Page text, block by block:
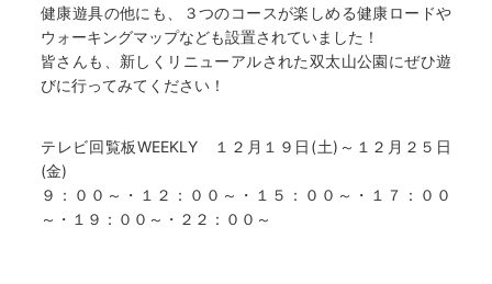
健康遊具の他にも、３つのコースが楽しめる健康ロードや
ウォーキングマップなども設置されていました！
皆さんも、新しくリニューアルされた双太山公園にぜひ遊
びに行ってみてください！
テレビ回覧板WEEKLY １２月１９日(土)～１２月２５日
(金)
９：００～・１２：００～・１５：００～・１７：００
～・１９：００～・２２：００～